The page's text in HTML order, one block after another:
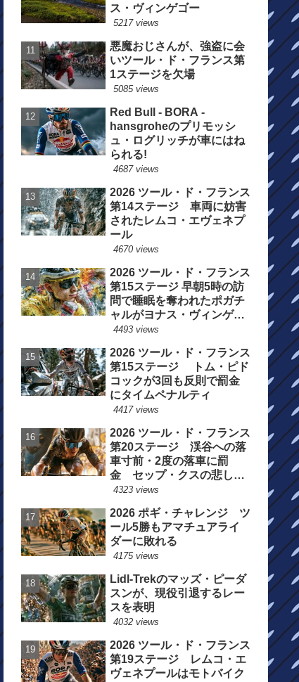
ス・ヴィンゲゴー
5217 views
悪魔おじさんが、強盗に会
いツール・ド・フランス第
1ステージを欠場
5085 views
Red Bull - BORA -
hansgroheのプリモッシ
ュ・ログリッチが車にはね
られる!
4687 views
2026 ツール・ド・フランス
第14ステージ 車両に妨害
されたレムコ・エヴェネプ
ール
4670 views
2026 ツール・ド・フランス
第15ステージ 早朝5時の訪
問で睡眠を奪われたポガチ
ャルがヨナス・ヴィンゲゴ
ーの離脱を惜しむ
4493 views
2026 ツール・ド・フランス
第15ステージ トム・ピド
コックが3回も反則で罰金
にタイムペナルティ
4417 views
2026 ツール・ド・フランス
第20ステージ 渓谷への落
車寸前・2度の落車に罰
金 セップ・クスの悲しい
一日
4323 views
2026 ポギ・チャレンジ ツ
ール5勝もアマチュアライ
ダーに敗れる
4175 views
Lidl-Trekのマッズ・ピーダ
スンが、現役引退するレー
スを表明
4032 views
2026 ツール・ド・フランス
第19ステージ レムコ・エ
ヴェネプールはモトバイク